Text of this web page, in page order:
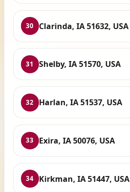
30 Clarinda, IA 51632, USA
31 Shelby, IA 51570, USA
32 Harlan, IA 51537, USA
33 Exira, IA 50076, USA
34 Kirkman, IA 51447, USA